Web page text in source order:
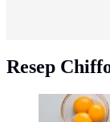
Resep
Resep